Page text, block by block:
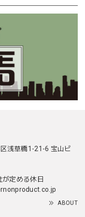
浅草橋1-21-6 宝山ビ
定める休日
ABOUT